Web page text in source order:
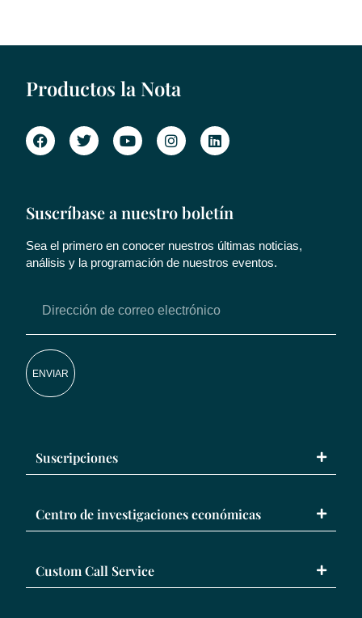
Productos la Nota
Suscríbase a nuestro boletín
Sea el primero en conocer nuestros últimas noticias,
análisis y la programación de nuestros eventos.
ENVIAR
Suscripciones
Centro de investigaciones económicas
Custom Call Service